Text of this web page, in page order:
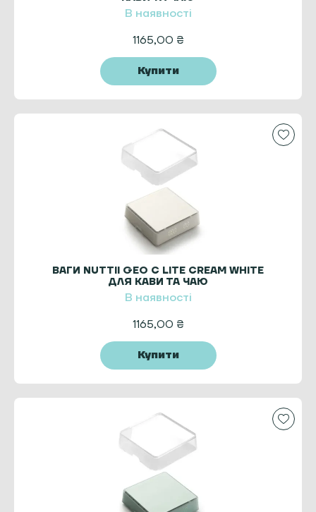
В наявності
1165,00 ₴
Купити
ВАГИ NUTTII GEO C LITE CREAM WHITE
ДЛЯ КАВИ ТА ЧАЮ
В наявності
1165,00 ₴
Купити